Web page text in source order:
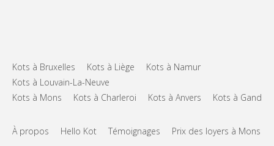
Kots à Bruxelles Kots à Liège
Kots à Namur
Kots à Louvain-La-Neuve
Kots à Mons
Kots à Charleroi Kots à Anvers Kots à Gand
À propos Hello Kot Témoignages Prix des loyers à Mons